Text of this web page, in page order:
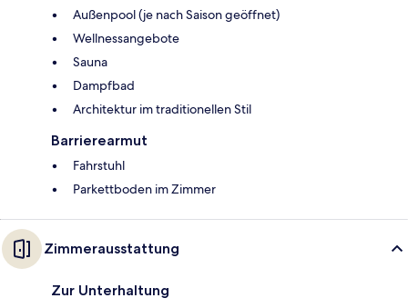
Außenpool (je nach Saison geöffnet)
Wellnessangebote
Sauna
Dampfbad
Architektur im traditionellen Stil
Barrierearmut
Fahrstuhl
Parkettboden im Zimmer
Zimmerausstattung
Zur Unterhaltung